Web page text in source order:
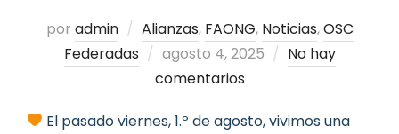
por admin Alianzas, FAONG, Noticias,OSC
Federadas
Publicado
el
agosto 4, 2025
No hay
comentarios
El pasado viernes, 1.º de agosto, vivimos una